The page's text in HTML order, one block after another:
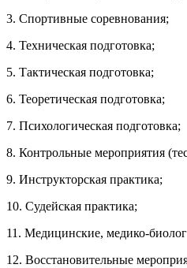
3. Спортивные соревнования;
4. Техническая подготовка;
5. Тактическая подготовка;
6. Теоретическая подготовка;
7. Психологическая подготовка;
8. Контрольные мероприятия
9. Инструкторская практика;
10. Судейская практика;
11. Медицинские, медико-
12. Восстановительные